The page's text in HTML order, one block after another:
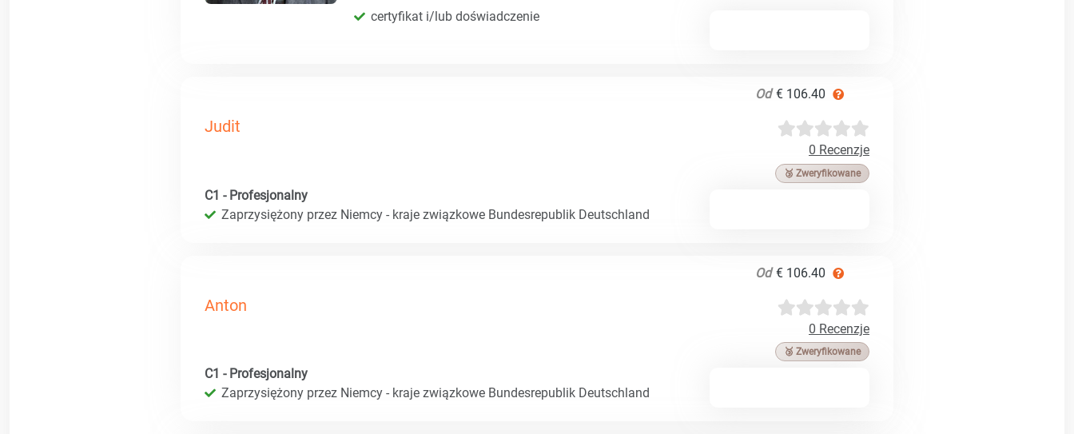
certyfikat i/lub doświadczenie
Od€ 106.40
Judit
0 Recenzje
🥉 Zweryfikowane
C1 - Profesjonalny
Zaprzysiężony przez Niemcy - kraje związkowe Bundesrepublik Deutschland
Od€ 106.40
Anton
0 Recenzje
🥉 Zweryfikowane
C1 - Profesjonalny
Zaprzysiężony przez Niemcy - kraje związkowe Bundesrepublik Deutschland